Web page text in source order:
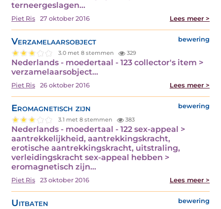
terneergeslagen…
Piet Ris 27 oktober 2016 Lees meer >
Verzamelaarsobject bewering
3.0 met 8 stemmen 329
Nederlands - moedertaal - 123 collector's item >
verzamelaarsobject…
Piet Ris 26 oktober 2016 Lees meer >
Eromagnetisch zijn bewering
3.1 met 8 stemmen 383
Nederlands - moedertaal - 122 sex-appeal >
aantrekkelijkheid, aantrekkingskracht,
erotische aantrekkingskracht, uitstraling,
verleidingskracht sex-appeal hebben >
eromagnetisch zijn…
Piet Ris 23 oktober 2016 Lees meer >
Uitbaten bewering